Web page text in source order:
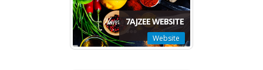
7AJZEE WEBSITE
Website